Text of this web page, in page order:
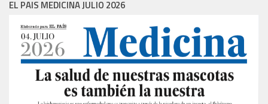
EL PAIS MEDICINA JULIO 2026